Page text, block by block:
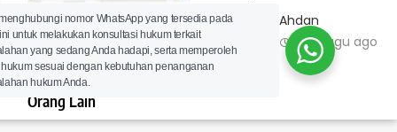
Pasal 540 Burgerlijk
Wetboek: Perolehan Besit
Secara Langsung dan
Melalui Perantaraan
Orang Lain
Lawyer Ahdan
Ramdani
1 minggu ago
nomor WhatsApp yang tersedia pada
untuk melakukan konsultasi hukum terkait
yang sedang Anda hadapi, serta memperoleh
sesuai dengan kebutuhan penanganan
hukum Anda.